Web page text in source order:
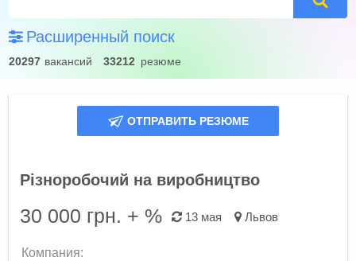
Расширенный поиск
20297 вакансий 33212 резюме
ОТПРАВИТЬ РЕЗЮМЕ
Різноробочий на виробництво
30 000 грн. + % 13 мая Львов
Компания: